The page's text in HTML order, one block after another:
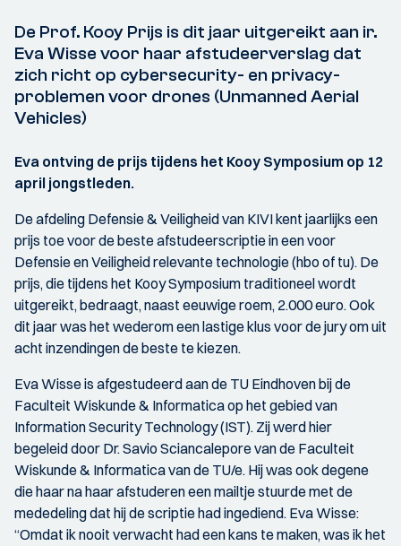
De Prof. Kooy Prijs is dit jaar uitgereikt aan ir.
Eva Wisse voor haar afstudeerverslag dat
zich richt op cybersecurity- en privacy-
problemen voor drones (Unmanned Aerial
Vehicles)
Eva ontving de prijs tijdens het Kooy Symposium op 12
april jongstleden.
De afdeling Defensie & Veiligheid van KIVI kent jaarlijks een
prijs toe voor de beste afstudeerscriptie in een voor
Defensie en Veiligheid relevante technologie (hbo of tu). De
prijs, die tijdens het Kooy Symposium traditioneel wordt
uitgereikt, bedraagt, naast eeuwige roem, 2.000 euro. Ook
dit jaar was het wederom een lastige klus voor de jury om uit
acht inzendingen de beste te kiezen.
Eva Wisse is afgestudeerd aan de TU Eindhoven bij de
Faculteit Wiskunde & Informatica op het gebied van
Information Security Technology (IST). Zij werd hier
begeleid door Dr. Savio Sciancalepore van de Faculteit
Wiskunde & Informatica van de TU/e. Hij was ook degene
die haar na haar afstuderen een mailtje stuurde met de
mededeling dat hij de scriptie had ingediend. Eva Wisse:
“Omdat ik nooit verwacht had een kans te maken, was ik het